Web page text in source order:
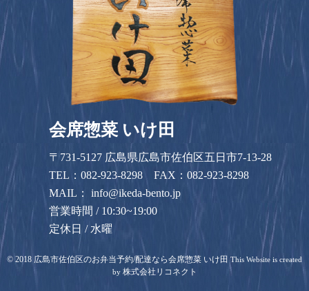
会席惣菜 いけ田
〒731-5127 広島県広島市佐伯区五日市7-13-28
TEL：082-923-8298 FAX：082-923-8298
MAIL：info@ikeda-bento.jp
営業時間 / 10:30~19:00
定休日 / 水曜
© 2018 広島市佐伯区のお弁当予約/配達なら会席惣菜 いけ田 This Website is created
by 株式会社リコネクト